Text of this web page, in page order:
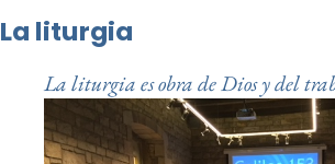
La liturgia
La liturgia es obra de Dios y del